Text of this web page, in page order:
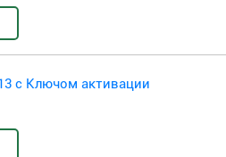
с Ключом активации